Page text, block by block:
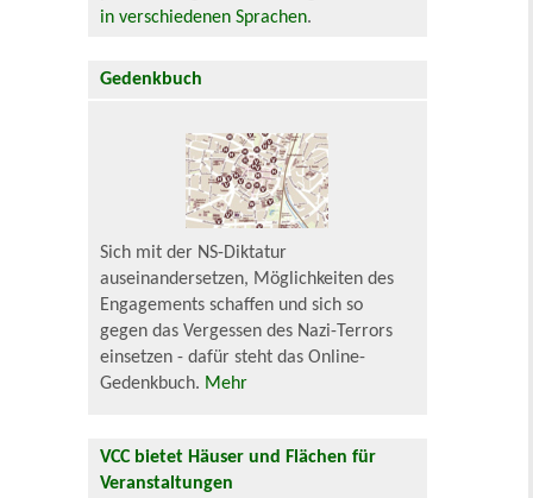
in verschiedenen Sprachen.
Gedenkbuch
Sich mit der NS-Diktatur
auseinandersetzen, Möglichkeiten des
Engagements schaffen und sich so
gegen das Vergessen des Nazi-Terrors
einsetzen - dafür steht das Online-
Gedenkbuch. Mehr
VCC bietet Häuser und Flächen für
Veranstaltungen